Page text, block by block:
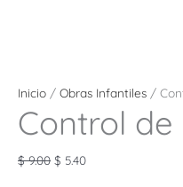
Inicio / Obras Infantiles /
Control de
$9.00 $ 5.40